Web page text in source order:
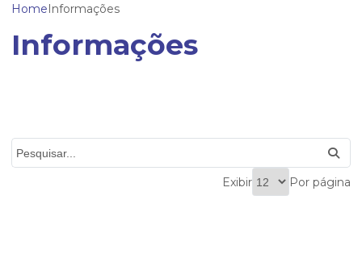
HomeInformações
Informações
Exibir Por página